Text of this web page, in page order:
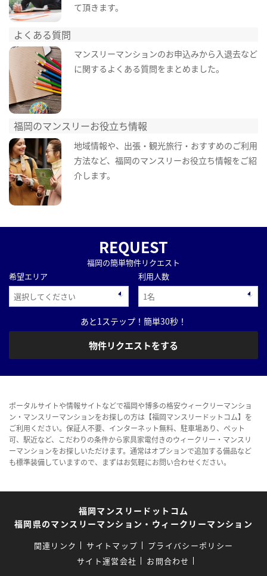
て頂きます。
よくある質問
マンスリーマンションのお申込みから入退去など
に関するよくある質問をまとめました。
福岡のマンスリーお役立ち情報
地域情報や、出張・観光旅行・おすすめのご利用
方法など、福岡のマンスリーお役立ち情報をご紹
介します。
REQUEST
福岡の簡単物件リクエスト
希望エリア
利用人数
あと1ステップ！簡単30秒！
物件リクエストをする
ポータルサイトや情報サイトなどで福岡や博多の格安ウィークリーマンショ
ン・マンスリーマンションをお探しの方は【福岡マンスリードットコム】を
ご利用ください。保証人不要、インターネット無料、駐車場あり、ペット
可、駅近など、こだわりの条件から家具家電付きのウィークリー・マンスリ
ーマンションをお探しいただけます。通常はオプションで追加する備品など
も標準装備していますので、まずはお気軽にお問い合わせください。
福岡マンスリードットコム
福岡県のマンスリーマンション・ウィークリーマンション
関連リンク サイトマップ
プライバシーポリシー
サイト運営会社
お問合わせ